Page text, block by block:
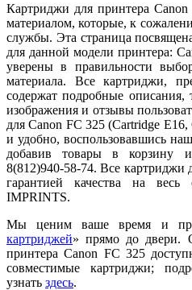
Картриджи для принтера
материалом, которые, к
службы. Эта страница
для данной модели принтера:
уверены в правильности
материала. Все картриджи,
содержат подробные описания,
изображения и отзывы
для Canon FC 325 (Cartridge
и удобно, воспользовавшись
добавив товары в корзину
8(812)940-58-74. Все картриджи
гарантией качества на
IMPRINTS.
Мы ценим ваше время и
картриджей» прямо до двери.
принтера Canon FC 325
совместимые картриджи;
узнать здесь.